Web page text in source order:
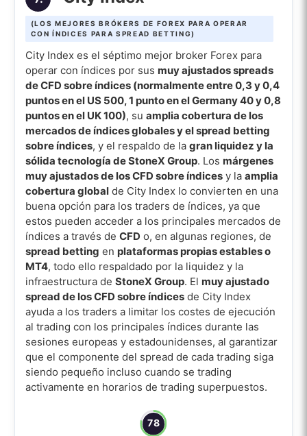
(LOS MEJORES BRÓKERS DE FOREX PARA OPERAR
CON ÍNDICES PARA SPREAD BETTING)
City Index es el séptimo mejor broker Forex para
operar con índices por sus muy ajustados spreads
de CFD sobre índices (normalmente entre 0,3 y 0,4
puntos en el US 500, 1 punto en el Germany 40 y 0,8
puntos en el UK 100), su amplia cobertura de los
mercados de índices globales y el spread betting
sobre índices, y el respaldo de la gran liquidez y la
sólida tecnología de StoneX Group. Los márgenes
muy ajustados de los CFD sobre índicesy la amplia
cobertura globalde City Index lo convierten en una
buena opción para los traders de índices, ya que
estos pueden acceder a los principales mercados de
índices a través de CFD o, en algunas regiones, de
spread betting en plataformas propias estables o
MT4, todo ello respaldado por la liquidez y la
infraestructura de StoneX Group. El muy ajustado
spread de los CFD sobre índicesde City Index
ayuda a los traders a limitar los costes de ejecución
al trading con los principales índices durante las
sesiones europeas y estadounidenses, al garantizar
que el componente del spread de cada trading siga
siendo pequeño incluso cuando se trading
activamente en horarios de trading superpuestos.
78